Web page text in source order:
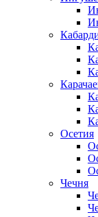
Осетия
Чечня